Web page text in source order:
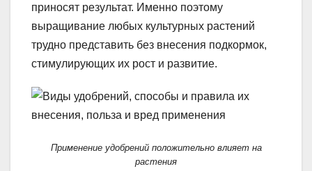
приносят результат. Именно поэтому
выращивание любых культурных растений
трудно представить без внесения подкормок,
стимулирующих их рост и развитие.
Применение удобрений положительно влияет на
растения